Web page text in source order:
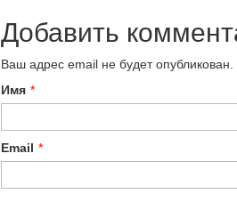
Добавить
Ваш адрес email не будет опубликован.
Имя *
Email *